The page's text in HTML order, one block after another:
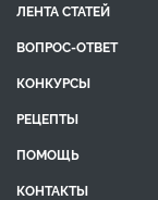
ЛЕНТА СТАТЕЙ
ВОПРОС-ОТВЕТ
КОНКУРСЫ
РЕЦЕПТЫ
ПОМОЩЬ
КОНТАКТЫ